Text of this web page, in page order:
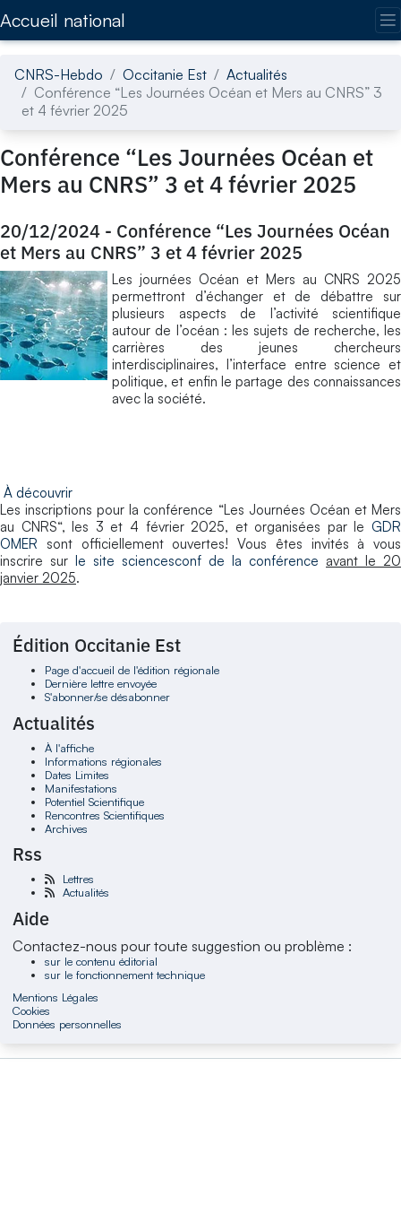
Accueil national
CNRS-Hebdo Occitanie Est
Actualités
Conférence “Les Journées Océan et Mers au CNRS” 3
et 4 février 2025
Conférence “Les Journées Océan et
Mers au CNRS” 3 et 4 février 2025
20/12/2024 - Conférence “Les Journées Océan
et Mers au CNRS” 3 et 4 février 2025
Les journées Océan et Mers au CNRS 2025
permettront d’échanger et de débattre sur
plusieurs aspects de l’activité scientifique
autour de l’océan : les sujets de recherche, les
carrières des jeunes chercheurs
interdisciplinaires, l’interface entre science et
politique, et enfin le partage des connaissances
avec la société.
À découvrir
Les inscriptions pour la conférence “Les Journées Océan et Mers
au CNRS“, les 3 et 4 février 2025, et organisées par le GDR
OMER sont officiellement ouvertes! Vous êtes invités à vous
inscrire sur le site sciencesconf de la conférence avant le 20
janvier 2025.
Édition Occitanie Est
Page d'accueil de l'édition régionale
Dernière lettre envoyée
S'abonner/se désabonner
Actualités
À l'affiche
Informations régionales
Dates Limites
Manifestations
Potentiel Scientifique
Rencontres Scientifiques
Archives
Rss
Lettres
Actualités
Aide
Contactez-nous pour toute suggestion ou problème :
sur le contenu éditorial
sur le fonctionnement technique
Mentions Légales
Cookies
Données personnelles